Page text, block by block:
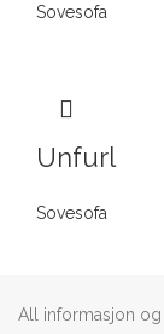
Sovesofa
Unfurl
Sovesofa
All informasjon